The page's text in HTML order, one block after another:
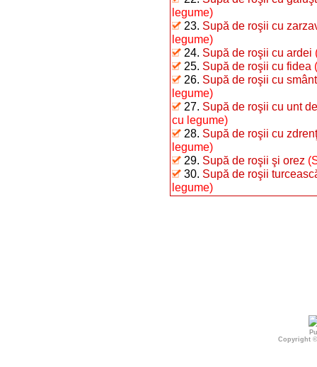
legume)
23. Supă de roşii cu
legume)
24. Supă de roşii cu ardei
25. Supă de roşii cu fidea
26. Supă de roşii cu
legume)
27. Supă de roşii cu unt
cu legume)
28. Supă de roşii cu
legume)
29. Supă de roşii şi orez
30. Supă de roşii
legume)
Copyright